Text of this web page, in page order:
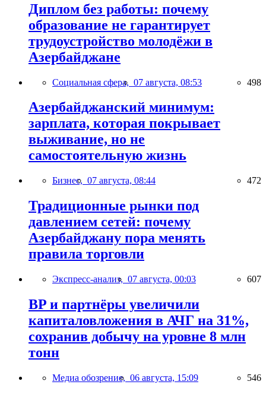
Диплом без работы: почему
образование не гарантирует
трудоустройство молодёжи в
Азербайджане
Социальная сфера, 07 августа, 08:53 498
Азербайджанский минимум:
зарплата, которая покрывает
выживание, но не
самостоятельную жизнь
Бизнес, 07 августа, 08:44 472
Традиционные рынки под
давлением сетей: почему
Азербайджану пора менять
правила торговли
Экспресс-анализ, 07 августа, 00:03 607
BP и партнёры увеличили
капиталовложения в АЧГ на 31%,
сохранив добычу на уровне 8 млн
тонн
Медиа обозрение, 06 августа, 15:09 546